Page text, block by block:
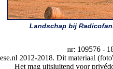
Landschap bij
nr: 109576 -
2012-2018. Dit materiaal
Het mag uitsluitend voor